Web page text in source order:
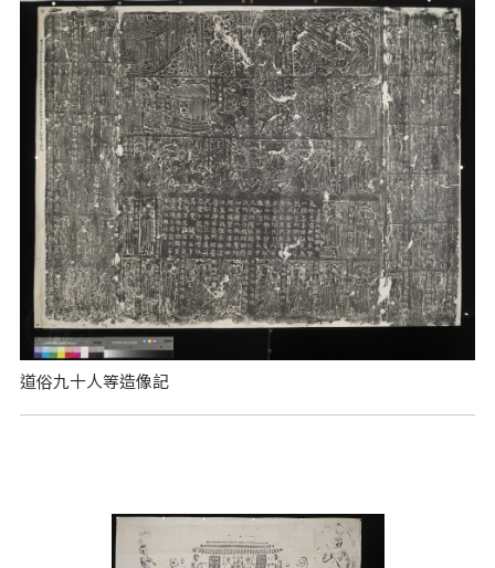
道俗九十人等造像記